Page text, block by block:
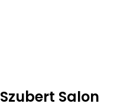
Szubert Salon